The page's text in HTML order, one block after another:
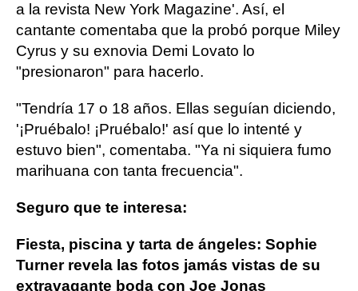
a la revista New York Magazine'. Así, el
cantante comentaba que la probó porque Miley
Cyrus y su exnovia Demi Lovato lo
"presionaron" para hacerlo.
"Tendría 17 o 18 años. Ellas seguían diciendo,
'¡Pruébalo! ¡Pruébalo!' así que lo intenté y
estuvo bien", comentaba. "Ya ni siquiera fumo
marihuana con tanta frecuencia".
Seguro que te interesa:
Fiesta, piscina y tarta de ángeles: Sophie
Turner revela las fotos jamás vistas de su
extravagante boda con Joe Jonas